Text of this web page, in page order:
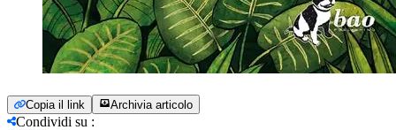
Copia il link Archivia articolo
Condividi su :